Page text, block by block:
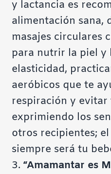
y lactancia es
alimentación sana,
masajes circulares
para nutrir la piel y
elasticidad,
aeróbicos que te
respiración y evitar
exprimiendo los
otros recipientes; el
siempre será tu
3. “Amamantar es